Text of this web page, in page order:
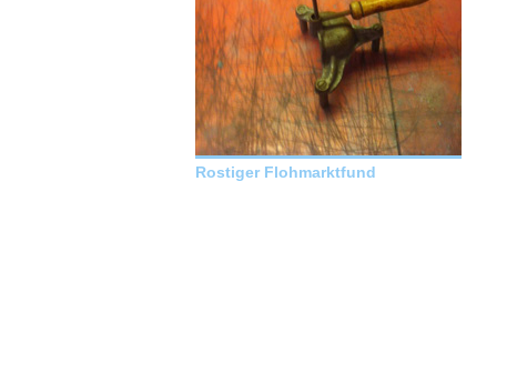
Rostiger Flohmarktfund